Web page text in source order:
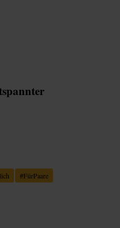
#FürPaare